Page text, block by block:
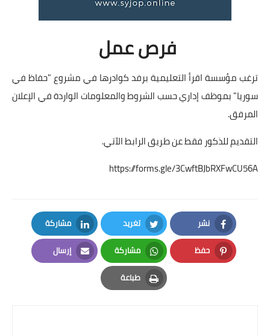
فرص عمل
ترغب مؤسسة اقرأ التعليمية برفد كوادرها في مشروع "حفاظ في
سوريا" بموظف إداري حسب الشروط والمعلومات الواردة في الإعلان
المرفق.
التقديم للذكور فقط عن طريق الرابط الآتي.
https://forms.gle/3CwftBJbRXFwCU56A
نشر
Facebook
تغريد
Twitter
مشاركة
LinkedIn
حفظ
Pinterest
مشاركة
Whatsapp
إرسال
Email
طباعة
Print